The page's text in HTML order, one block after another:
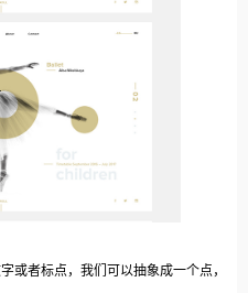
或者标点，我们可以抽象成一个点，